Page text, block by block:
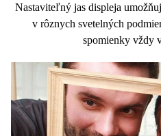
Nastaviteľný jasdispleja
v rôznych svetelných
spomienky vždy